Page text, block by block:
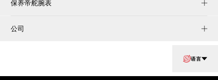
保养帝舵腕表
公司
语言